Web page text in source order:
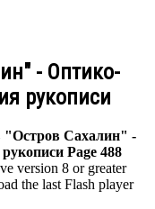
- Оптико-
рукописи
"Остров Сахалин" -
Page 488
version 8 or greater
the last Flash player